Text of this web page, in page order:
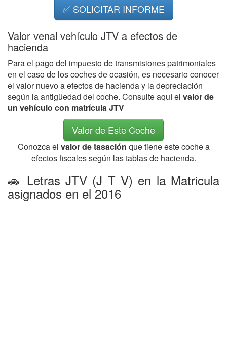
✅ SOLICITAR INFORME
Valor venal vehículo JTV a efectos de
hacienda
Para el pago del impuesto de transmisiones patrimoniales
en el caso de los coches de ocasión, es necesario conocer
el valor nuevo a efectos de hacienda y la depreciación
según la antigüedad del coche. Consulte aquí el valor de
un vehículo con matrícula JTV
Valor de Este Coche
Conozca el valor de tasación que tiene este coche a
efectos fiscales según las tablas de hacienda.
🚗 Letras JTV (J T V) en la Matricula
asignados en el 2016